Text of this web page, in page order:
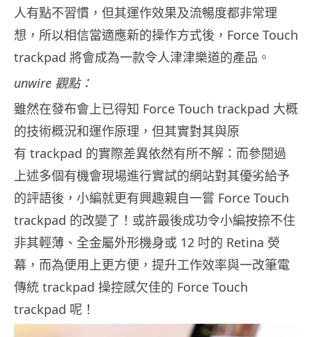
人有點不習慣，但其運作效果及流暢度都非常理
想，所以相信當適應新的操作方式後，Force Touch
trackpad 將會成為一款令人津津樂道的產品。
unwire 觀點：
雖然在發布會上已得知 Force Touch trackpad 大概
的技術概況和運作原理，但其實對其與原
有 trackpad 的實際差異依然有所不解：而參閱過
上述多個有機會現場進行實試的網站對其優劣給予
的評語後，小編就更有興趣親自一嘗 Force Touch
trackpad 的改變了！或許最後成功令小編按捺不住
非其輕薄、全金屬外形機身或 12 吋的 Retina 熒
幕，而為便用上更方便，提升工作效率與一改筆電
傳統 trackpad 操控感欠佳的 Force Touch
trackpad 呢！